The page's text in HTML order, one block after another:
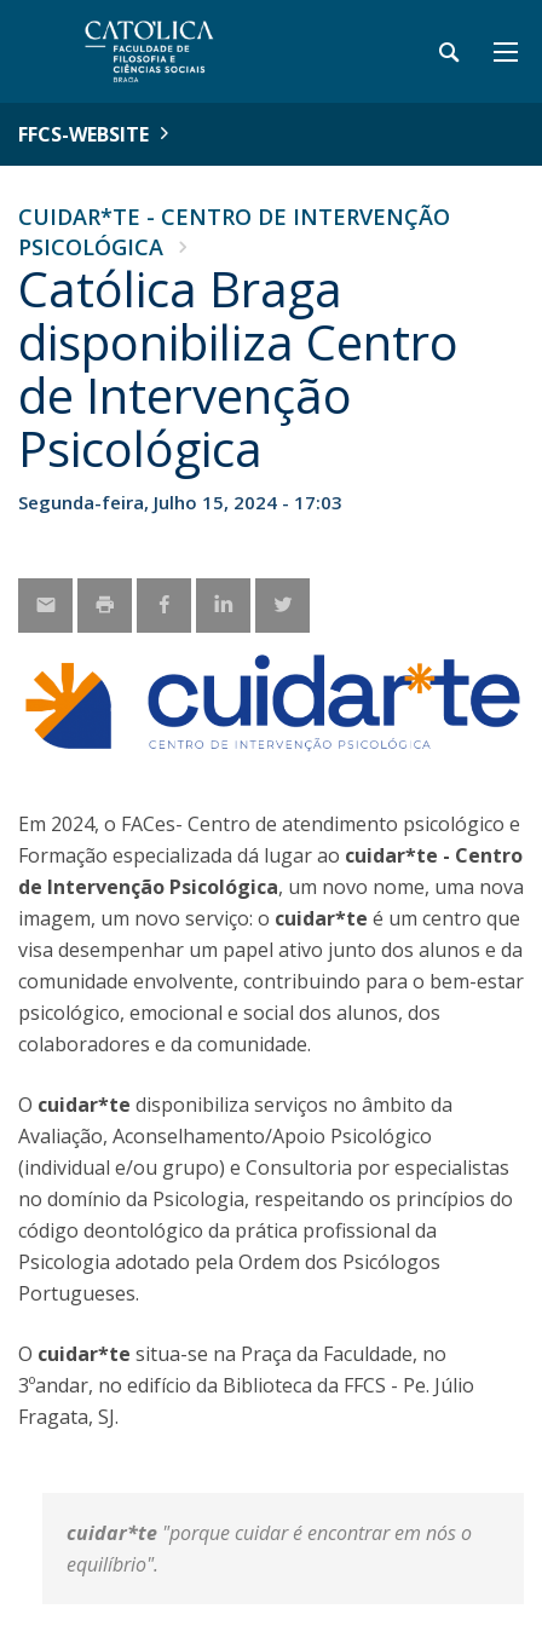
FFCS-WEBSITE
CUIDAR*TE - CENTRO DE INTERVENÇÃO
PSICOLÓGICA
Católica Braga
disponibiliza Centro
de Intervenção
Psicológica
Segunda-feira, Julho 15, 2024 - 17:03
Em 2024, o FACes- Centro de atendimento psicológico e
Formação especializada dá lugar ao cuidar*te - Centro
de Intervenção Psicológica, um novo nome, uma nova
imagem, um novo serviço: o cuidar*te é um centro que
visa desempenhar um papel ativo junto dos alunos e da
comunidade envolvente, contribuindo para o bem-estar
psicológico, emocional e social dos alunos, dos
colaboradores e da comunidade.
O cuidar*te disponibiliza serviços no âmbito da
Avaliação, Aconselhamento/Apoio Psicológico
(individual e/ou grupo) e Consultoria por especialistas
no domínio da Psicologia, respeitando os princípios do
código deontológico da prática profissional da
Psicologia adotado pela Ordem dos Psicólogos
Portugueses.
O cuidar*te situa-se na Praça da Faculdade, no
3ºandar, no edifício da Biblioteca da FFCS - Pe. Júlio
Fragata, SJ.
cuidar*te "porque cuidar é encontrar em nós o
equilíbrio".